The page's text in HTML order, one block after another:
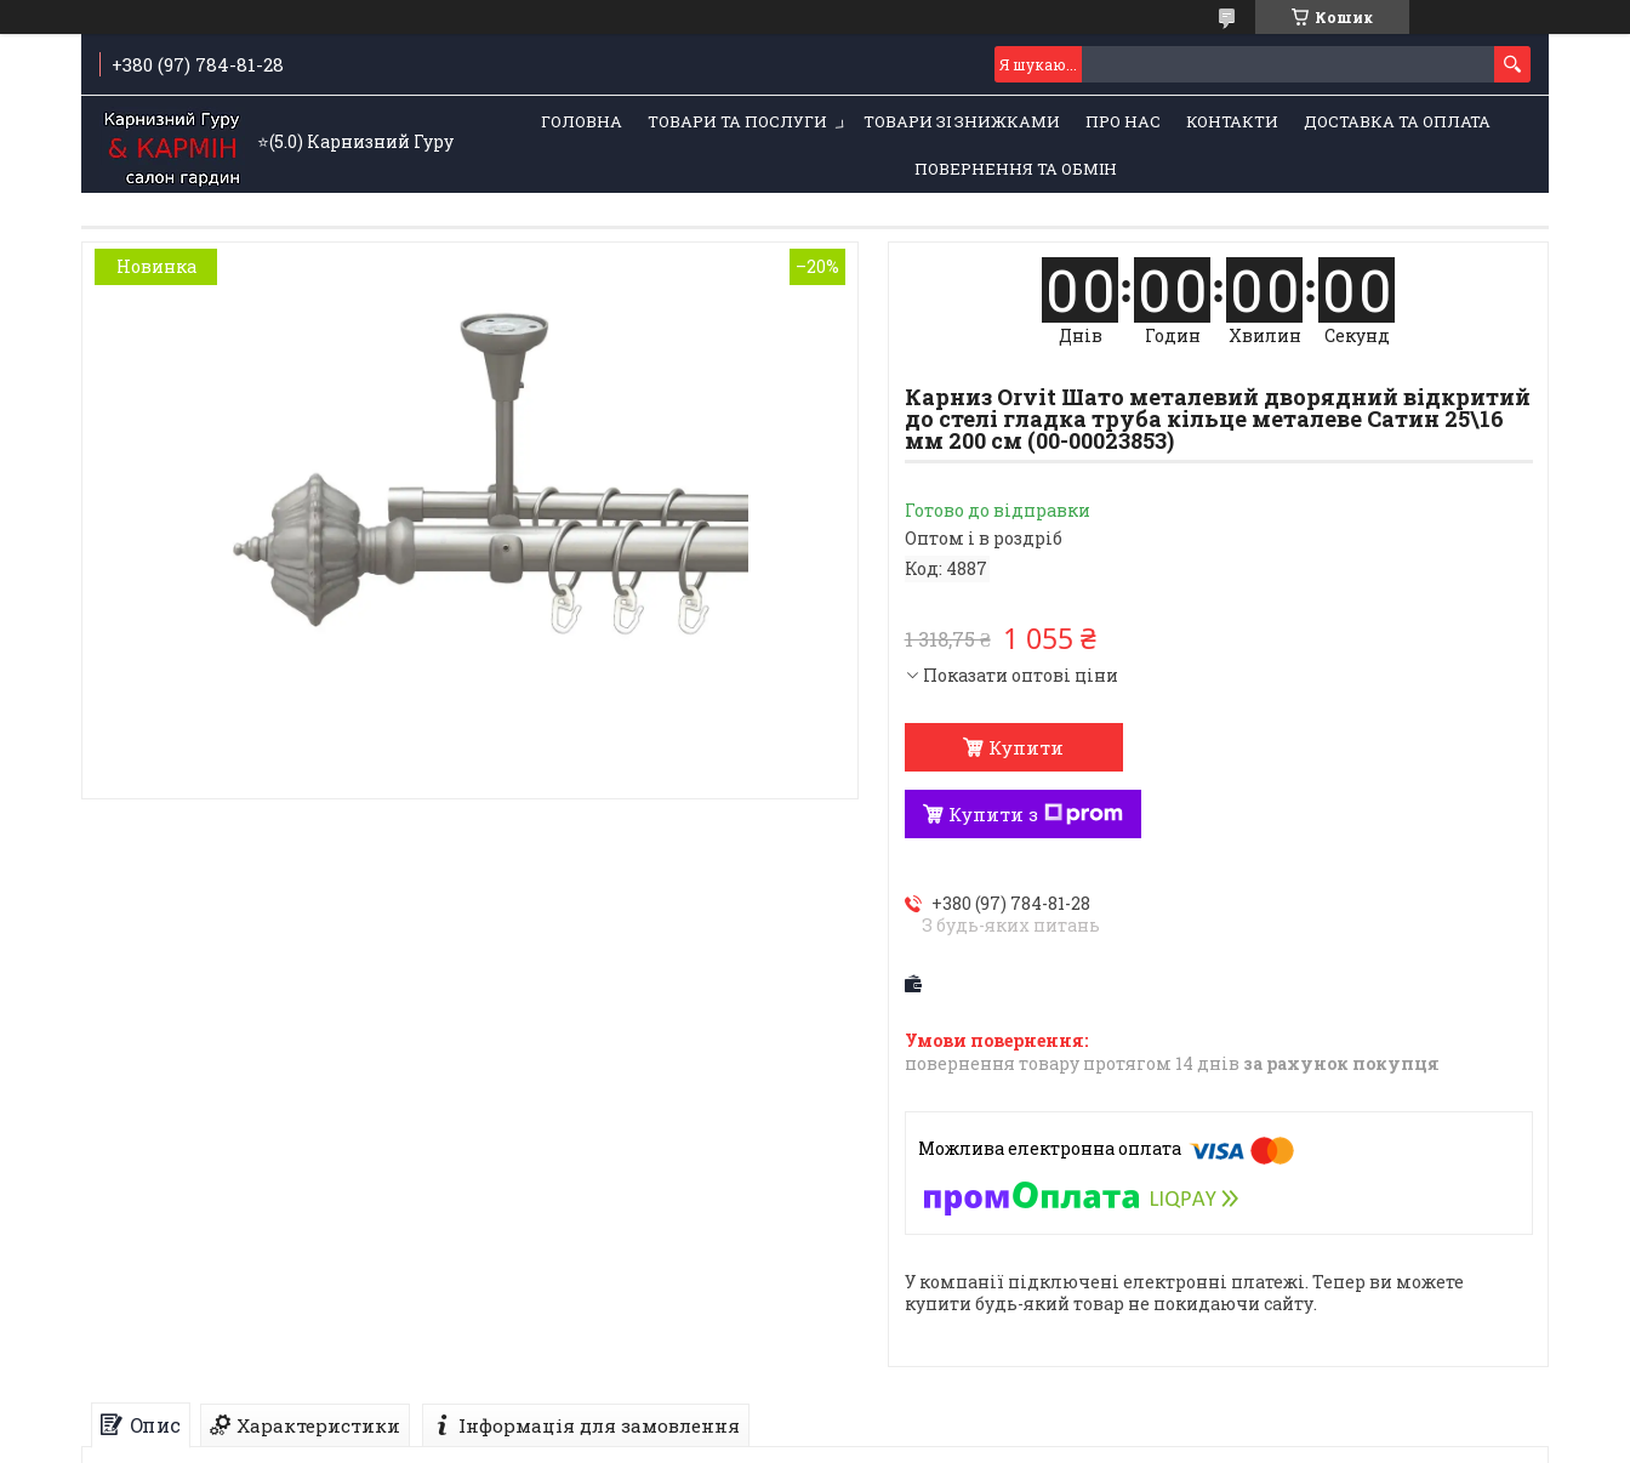
Кошик
+380 (97) 784-81-28
⭐️(5.0) Карнизний Гуру
ГОЛОВНА ТОВАРИ ТА ПОСЛУГИ ТОВАРИ ЗІ ЗНИЖКАМИ ПРО НАС КОНТАКТИ ДОСТАВКА ТА ОПЛАТА
ПОВЕРНЕННЯ ТА ОБМІН
Новинка –20% 00
Днів
00
Годин
00
Хвилин
00
Секунд
Карниз Orvit Шато металевий дворядний відкритий
до стелі гладка труба кільце металеве Сатин 25\16
мм 200 см (00-00023853)
Готово до відправки
Оптом і в роздріб
Код: 4887
1 318,75 ₴ 1 055 ₴
Показати оптові ціни
Купити
Купити з
+380 (97) 784-81-28
З будь-яких питань
повернення товару протягом 14 днів за рахунок покупця
У компанії підключені електронні платежі. Тепер ви можете
купити будь-який товар не покидаючи сайту.
Опис Характеристики Інформація для замовлення